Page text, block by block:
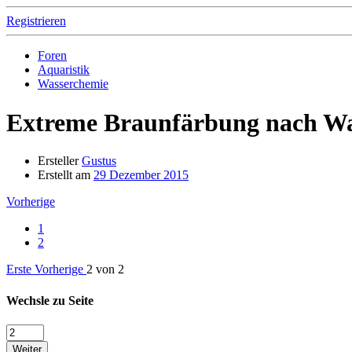
Registrieren
Foren
Aquaristik
Wasserchemie
Extreme Braunfärbung nach
Ersteller Gustus
Erstellt am 29 Dezember 2015
Vorherige
1
2
Erste Vorherige 2 von 2
Wechsle zu Seite
Weiter